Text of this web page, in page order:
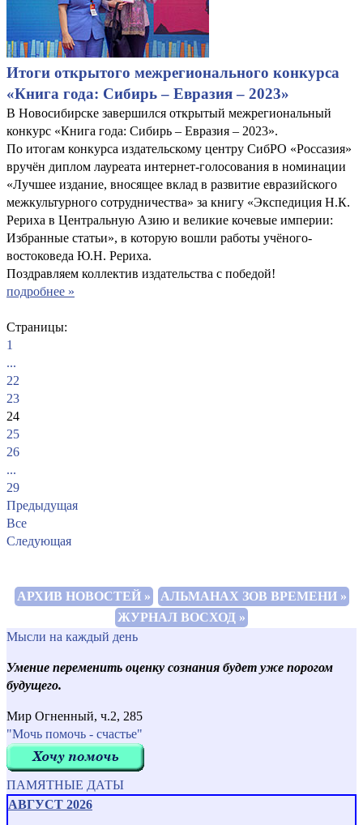
Итоги открытого межрегионального конкурса
«Книга года: Сибирь – Евразия – 2023»
В Новосибирске завершился открытый межрегиональный
конкурс «Книга года: Сибирь – Евразия – 2023».
По итогам конкурса издательскому центру СибРО «Россазия»
вручён диплом лауреата интернет-голосования в номинации
«Лучшее издание, вносящее вклад в развитие евразийского
межкультурного сотрудничества» за книгу «Экспедиция Н.К.
Рериха в Центральную Азию и великие кочевые империи:
Избранные статьи», в которую вошли работы учёного-
востоковеда Ю.Н. Рериха.
Поздравляем коллектив издательства с победой!
подробнее »
Страницы:
1
...
22
23
24
25
26
...
29
Предыдущая
Все
Следующая
АРХИВ НОВОСТЕЙ »
АЛЬМАНАХ ЗОВ ВРЕМЕНИ »
ЖУРНАЛ ВОСХОД »
Мысли на каждый день
Умение переменить оценку сознания будет уже порогом
будущего.
Мир Огненный, ч.2, 285
"Мочь помочь - счастье"
ПАМЯТНЫЕ ДАТЫ
АВГУСТ 2026